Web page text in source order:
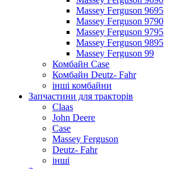
Massey Ferguson 9695
Massey Ferguson 9790
Massey Ferguson 9795
Massey Ferguson 9895
Massey Ferguson 99
Комбайн Case
Комбайн Deutz- Fahr
інші комбайни
Запчастини для тракторів
Claas
John Deere
Case
Massey Ferguson
Deutz- Fahr
інші